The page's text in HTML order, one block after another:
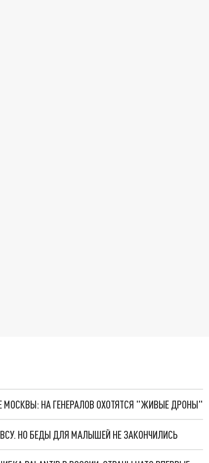
МОСКВЫ: НА ГЕНЕРАЛОВ ОХОТЯТСЯ "ЖИВЫЕ ДРОНЫ"
НО БЕДЫ ДЛЯ МАЛЫШЕЙ НЕ ЗАКОНЧИЛИСЬ